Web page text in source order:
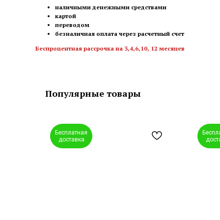
наличными денежными средствами
картой
переводом
безналичная оплата через расчетный счет
Беспроцентная рассрочка на 3,4,6,10, 12 месяцев
Популярные товары
Бесплатная
доставка